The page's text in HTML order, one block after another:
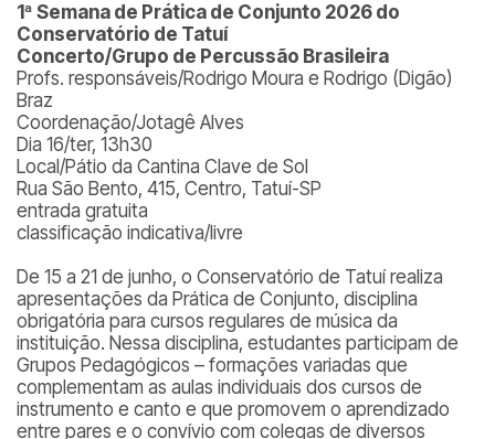
1ª Semana de Prática de Conjunto 2026 do
Conservatório de Tatuí
Concerto/Grupo de Percussão Brasileira
Profs. responsáveis/Rodrigo Moura e Rodrigo (Digão)
Braz
Coordenação/Jotagê Alves
Dia 16/ter, 13h30
Local/Pátio da Cantina Clave de Sol
Rua São Bento, 415, Centro, Tatuí-SP
entrada gratuita
classificação indicativa/livre
De 15 a 21 de junho, o Conservatório de Tatuí realiza
apresentações da Prática de Conjunto, disciplina
obrigatória para cursos regulares de música da
instituição. Nessa disciplina, estudantes participam de
Grupos Pedagógicos – formações variadas que
complementam as aulas individuais dos cursos de
instrumento e canto e que promovem o aprendizado
entre pares e o convívio com colegas de diversos